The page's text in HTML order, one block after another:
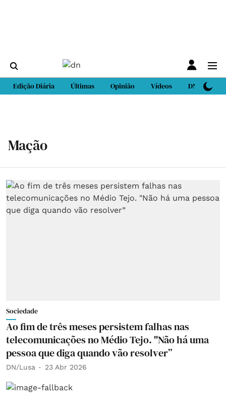
Edição Diária Últimas Opinião Vídeos DN Sport
Mação
Sociedade
Ao fim de três meses persistem falhas nas
telecomunicações no Médio Tejo. "Não há uma
pessoa que diga quando vão resolver”
DN/Lusa 23 Abr 2026